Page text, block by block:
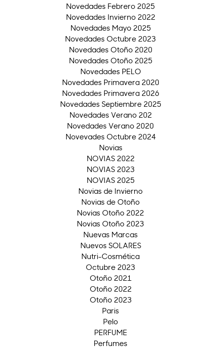
Novedades Febrero 2025
Novedades Invierno 2022
Novedades Mayo 2025
Novedades Octubre 2023
Novedades Otoño 2020
Novedades Otoño 2025
Novedades PELO
Novedades Primavera 2020
Novedades Primavera 2026
Novedades Septiembre 2025
Novedades Verano 202
Novedades Verano 2020
Novevades Octubre 2024
Novias
NOVIAS 2022
NOVIAS 2023
NOVIAS 2025
Novias de Invierno
Novias de Otoño
Novias Otoño 2022
Novias Otoño 2023
Nuevas Marcas
Nuevos SOLARES
Nutri-Cosmética
Octubre 2023
Otoño 2021
Otoño 2022
Otoño 2023
Paris
Pelo
PERFUME
Perfumes